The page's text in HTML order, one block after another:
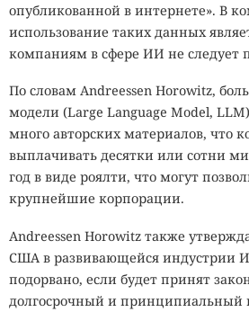
опубликованной в интернете». В
использование таких данных
компаниям в сфере ИИ не следует
По словам Andreessen Horowitz,
модели (Large Language Model,
много авторских материалов, что
выплачивать десятки или сотни
год в виде роялти, что могут
крупнейшие корпорации.
Andreessen Horowitz также
США в развивающейся индустрии
подорвано, если будет принят
долгосрочный и принципиальный